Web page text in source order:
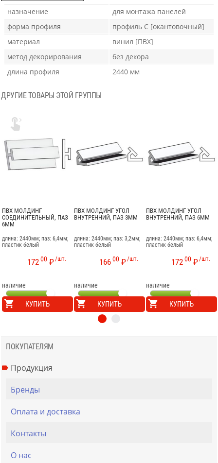
назначение
для монтажа панелей
форма профиля
профиль C [окантовочный]
материал
винил [ПВХ]
метод декорирования
без декора
длина профиля
2440 мм
ДРУГИЕ ТОВАРЫ ЭТОЙ ГРУППЫ
ПВХ МОЛДИНГ
СОЕДИНИТЕЛЬНЫЙ, ПАЗ
6ММ
длина: 2440мм; паз: 6,4мм;
пластик белый
/шт.
17200 ₽
наличие
КУПИТЬ
ПВХ МОЛДИНГ УГОЛ
ВНУТРЕННИЙ, ПАЗ 3ММ
длина: 2440мм; паз: 3,2мм;
пластик белый
/шт.
16600 ₽
наличие
КУПИТЬ
ПВХ МОЛДИНГ УГОЛ
ВНУТРЕННИЙ, ПАЗ 6ММ
длина: 2440мм; паз: 6,4мм;
пластик белый
/шт.
17200 ₽
наличие
КУПИТЬ

ПОКУПАТЕЛЯМ
Продукция
Бренды
Оплата и доставка
Контакты
О нас